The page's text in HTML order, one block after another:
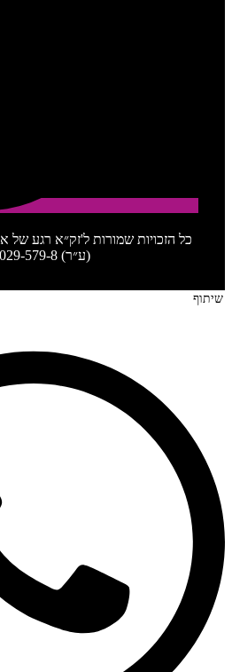
כל הזכויות שמורות ל'זק״א רגע של
(ע״ר) 58-029-579-8'
שיתוף